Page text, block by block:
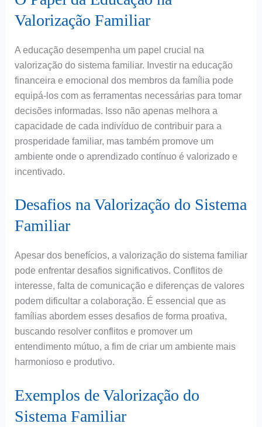
Valorização Familiar
A educação desempenha um papel crucial na
valorização do sistema familiar. Investir na educação
financeira e emocional dos membros da família pode
equipá-los com as ferramentas necessárias para tomar
decisões informadas. Isso não apenas melhora a
capacidade de cada indivíduo de contribuir para a
prosperidade familiar, mas também promove um
ambiente onde o aprendizado contínuo é valorizado e
incentivado.
Desafios na Valorização do Sistema
Familiar
Apesar dos benefícios, a valorização do sistema familiar
pode enfrentar desafios significativos. Conflitos de
interesse, falta de comunicação e diferenças de valores
podem dificultar a colaboração. É essencial que as
famílias abordem esses desafios de forma proativa,
buscando resolver conflitos e promover um
entendimento mútuo, a fim de criar um ambiente mais
harmonioso e produtivo.
Exemplos de Valorização do
Sistema Familiar